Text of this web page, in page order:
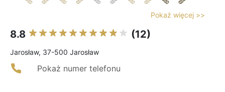
Pokaż więcej >>
8.8 (12)
Jarosław, 37-500 Jarosław
Pokaż numer telefonu